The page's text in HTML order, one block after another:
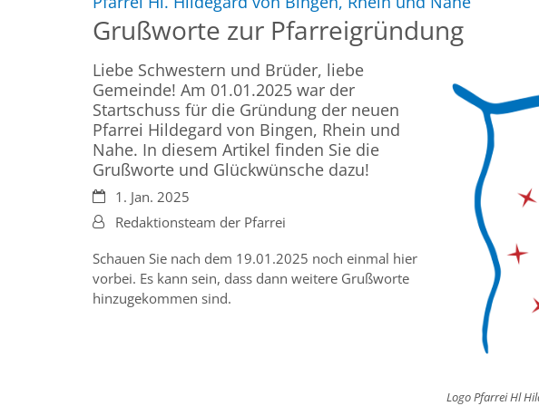
Grußworte zur Pfarreigründung
Logo Pfarrei Hl
Liebe Schwestern und Brüder, liebe
Gemeinde! Am 01.01.2025 war der
Startschuss für die Gründung der neuen
Pfarrei Hildegard von Bingen, Rhein und
Nahe. In diesem Artikel finden Sie die
Grußworte und Glückwünsche dazu!
Datum:1. Jan. 2025
Von:Redaktionsteam der Pfarrei
Schauen Sie nach dem 19.01.2025 noch einmal hier
vorbei. Es kann sein, dass dann weitere Grußworte
hinzugekommen sind.